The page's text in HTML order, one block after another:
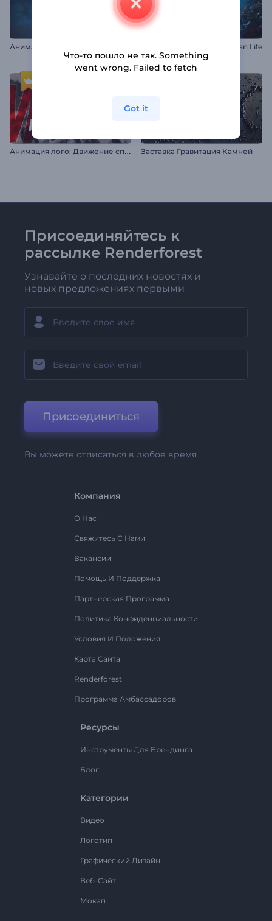
Анимация лого: Вихрь дыма Появление логотипа Ocean Life
А
нимация лого: Движение спорта Заставка Гравитация Камней
Присоединяйтесь к
рассылке Renderforest
Узнавайте о последних новостях и
новых предложениях первыми
Присоединиться
Вы можете отписаться в любое время
Компания
О Нас
Свяжитесь С Нами
Вакансии
Помощь И Поддержка
Партнерская Программа
Политика Конфиденциальности
Условия И Положения
Карта Сайта
Renderforest
Программа Амбассадоров
Ресурсы
Инструменты Для Брендинга
Блог
Категории
Видео
Логотип
Графический Дизайн
Веб-Сайт
Мокап
Что-то пошло не так. Something
went wrong. Failed to fetch
Got it